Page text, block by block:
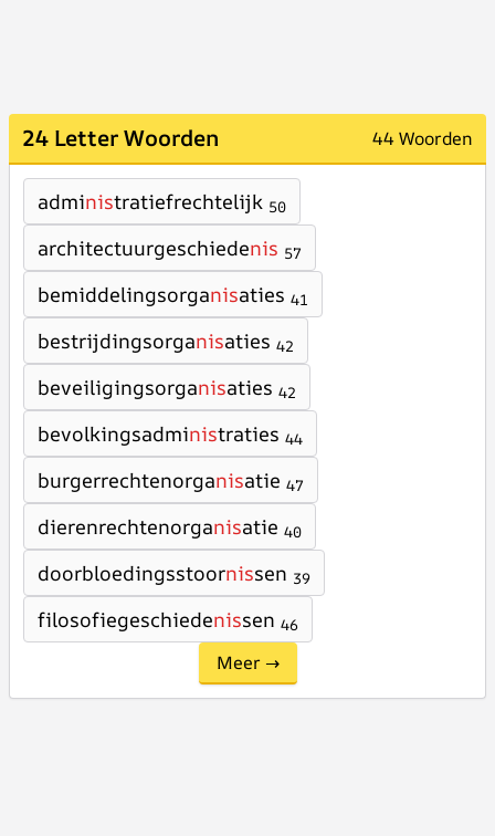
24 Letter Woorden 44 Woorden
administratiefrechtelijk 50
architectuurgeschiedenis 57
bemiddelingsorganisaties 41
bestrijdingsorganisaties 42
beveiligingsorganisaties 42
bevolkingsadministraties 44
burgerrechtenorganisatie 47
dierenrechtenorganisatie 40
doorbloedingsstoornissen 39
filosofiegeschiedenissen 46
Meer →